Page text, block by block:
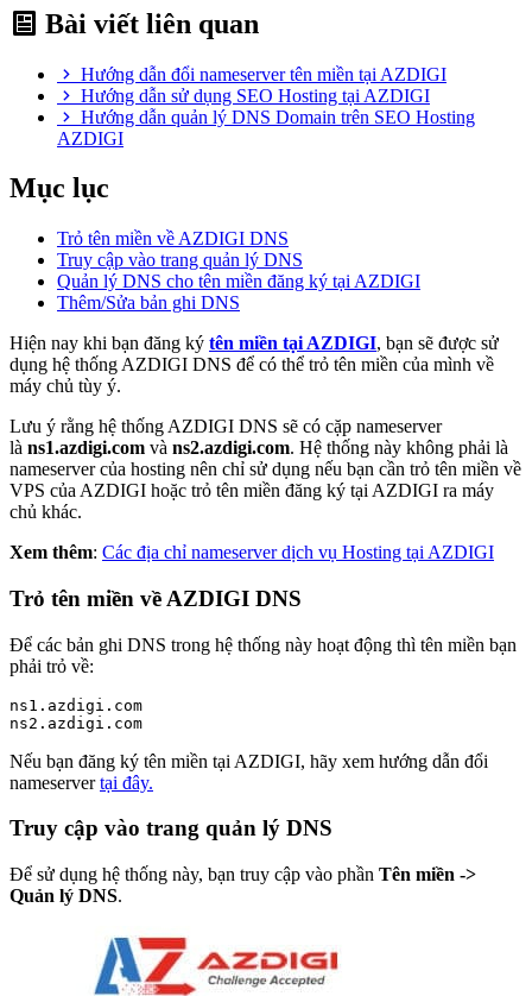
Bài viết liên quan
Hướng dẫn đổi nameserver tên miền tại AZDIGI
Hướng dẫn sử dụng SEO Hosting tại AZDIGI
Hướng dẫn quản lý DNS Domain trên SEO Hosting
AZDIGI
Mục lục
Trỏ tên miền về AZDIGI DNS
Truy cập vào trang quản lý DNS
Quản lý DNS cho tên miền đăng ký tại AZDIGI
Thêm/Sửa bản ghi DNS
Hiện nay khi bạn đăng ký tên miền tại AZDIGI, bạn sẽ được sử
dụng hệ thống AZDIGI DNS để có thể trỏ tên miền của mình về
máy chủ tùy ý.
Lưu ý rằng hệ thống AZDIGI DNS sẽ có cặp nameserver
là ns1.azdigi.com và ns2.azdigi.com. Hệ thống này không phải là
nameserver của hosting nên chỉ sử dụng nếu bạn cần trỏ tên miền về
VPS của AZDIGI hoặc trỏ tên miền đăng ký tại AZDIGI ra máy
chủ khác.
Xem thêm: Các địa chỉ nameserver dịch vụ Hosting tại AZDIGI
Trỏ tên miền về AZDIGI DNS
Để các bản ghi DNS trong hệ thống này hoạt động thì tên miền bạn
phải trỏ về:
ns1.azdigi.com
ns2.azdigi.com
Nếu bạn đăng ký tên miền tại AZDIGI, hãy xem hướng dẫn đổi
nameservertại đây.
Truy cập vào trang quản lý DNS
Để sử dụng hệ thống này, bạn truy cập vào phần Tên miền ->
Quản lý DNS.